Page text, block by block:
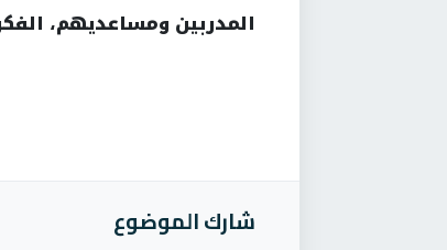
المدربين ومساعديهم،
شارك الموضوع